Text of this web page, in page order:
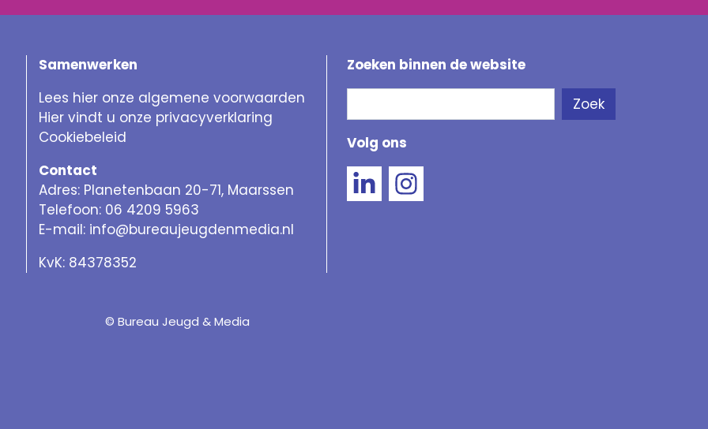
Samenwerken
Lees hier onze algemene voorwaarden
Hier vindt u onze privacyverklaring
Cookiebeleid
Contact
Adres: Planetenbaan 20-71, Maarssen
Telefoon: 06 4209 5963
E-mail: info@bureaujeugdenmedia.nl
KvK: 84378352
Zoeken binnen de website
Zoek
Volg ons
© Bureau Jeugd & Media